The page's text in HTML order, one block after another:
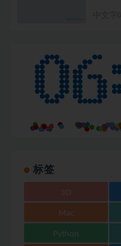
标签
Mac
Python